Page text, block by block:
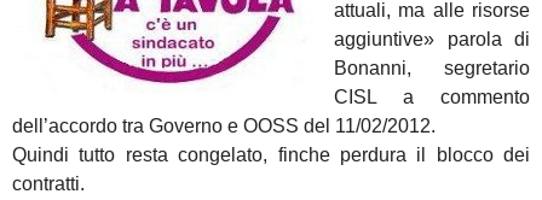
attuali, ma alle risorse
aggiuntive» parola di
Bonanni, segretario
CISL a commento
dell’accordo tra Governo e OOSS del 11/02/2012.
Quindi tutto resta congelato, finche perdura il blocco dei
contratti.